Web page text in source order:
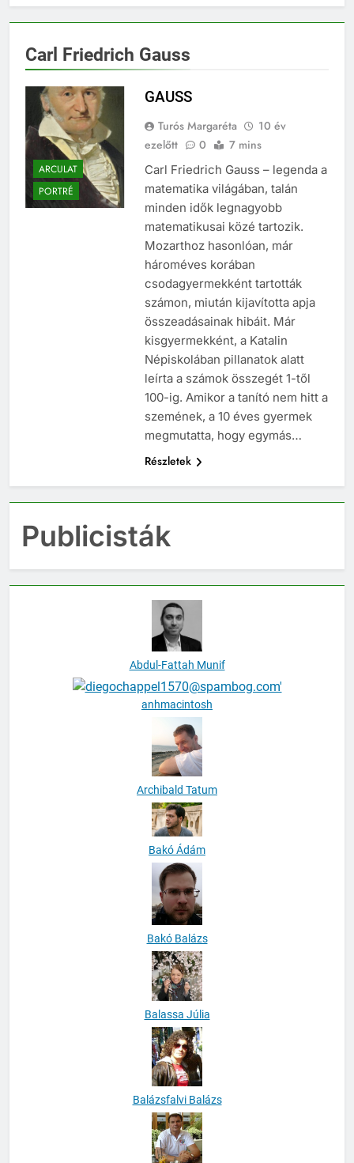
Carl Friedrich Gauss
ARCULAT
PORTRÉ
Turós Margaréta
10 év
Carl Friedrich Gauss – legenda a
matematika világában, talán
minden idők legnagyobb
matematikusai közé tartozik.
Mozarthoz hasonlóan, már
hároméves korában
csodagyermekként tartották
számon, miután kijavította apja
összeadásainak hibáit. Már
kisgyermekként, a Katalin
Népiskolában pillanatok alatt
leírta a számok összegét 1-től
100-ig. Amikor a tanító nem hitt a
szemének, a 10 éves gyermek
Publicisták
Abdul-Fattah Munif
anhmacintosh
Archibald Tatum
Bakó Ádám
Bakó Balázs
Balassa Júlia
Balázsfalvi Balázs